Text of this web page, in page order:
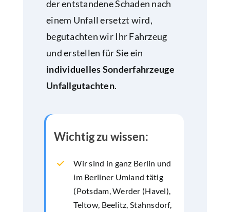
der entstandene Schaden nach
einem Unfall ersetzt wird,
begutachten wir Ihr Fahrzeug
und erstellen für Sie ein
individuelles Sonderfahrzeuge
Unfallgutachten.
Wichtig zu wissen:
Wir sind in ganz Berlin und
im Berliner Umland tätig
(Potsdam, Werder (Havel),
Teltow, Beelitz, Stahnsdorf,